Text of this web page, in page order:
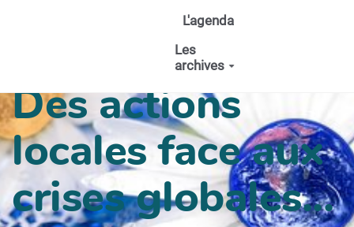
L'agenda
Les
archives
Des actions
locales face aux
crises globales...